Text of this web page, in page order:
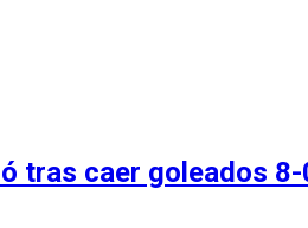
tras caer goleados